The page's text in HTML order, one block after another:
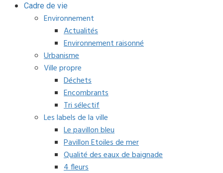
Cadre de vie
Environnement
Actualités
Environnement raisonné
Urbanisme
Ville propre
Déchets
Encombrants
Tri sélectif
Les labels de la ville
Le pavillon bleu
Pavillon Etoiles de mer
Qualité des eaux de baignade
4 fleurs